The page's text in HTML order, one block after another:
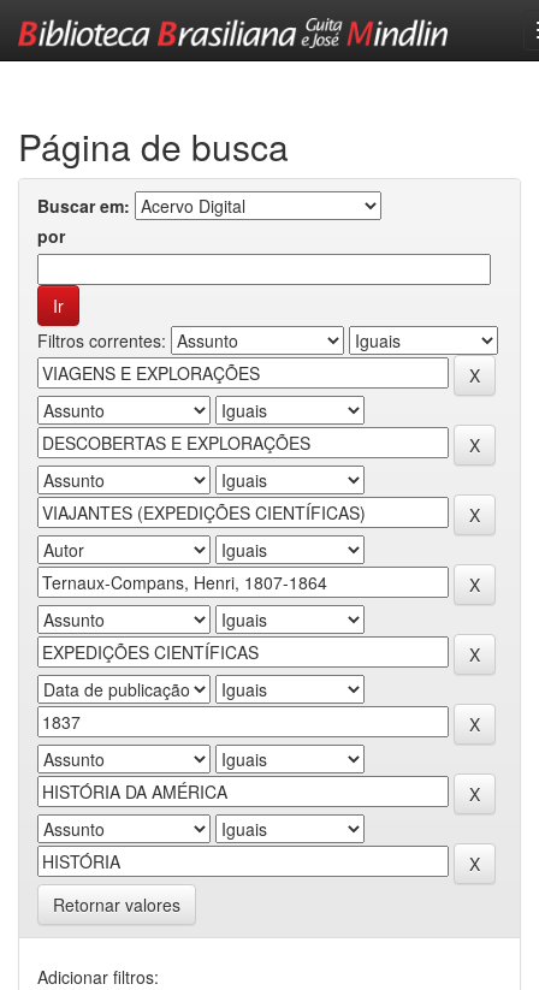
Página de busca
Buscar em:
por
Filtros correntes:
Retornar valores
Adicionar filtros: